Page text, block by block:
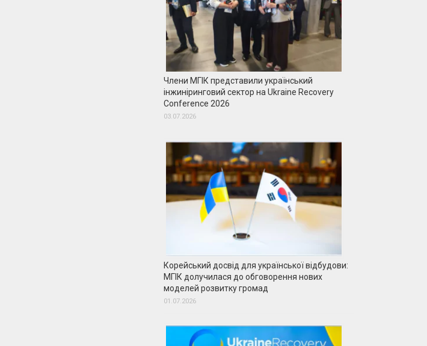
Члени МГІК представили український
інжиніринговий сектор на Ukraine Recovery
Conference 2026
03.07.2026
Корейський досвід для української відбудови:
МГІК долучилася до обговорення нових
моделей розвитку громад
01.07.2026